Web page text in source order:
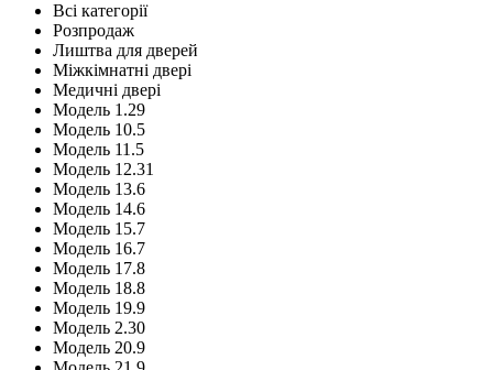
Всі категорії
Розпродаж
Лиштва для дверей
Міжкімнатні двері
Медичні двері
Модель 1.29
Модель 10.5
Модель 11.5
Модель 12.31
Модель 13.6
Модель 14.6
Модель 15.7
Модель 16.7
Модель 17.8
Модель 18.8
Модель 19.9
Модель 2.30
Модель 20.9